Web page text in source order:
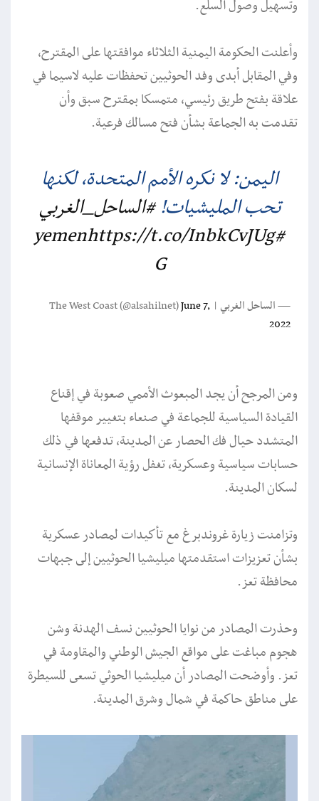
وتسهيل وصول السلع.
وأعلنت الحكومة اليمنية الثلاثاء موافقتها على المقترح،
وفي المقابل أبدى وفد الحوثيين تحفظات عليه لاسيما في
علاقة بفتح طريق رئيسي، متمسكا بمقترح سبق وأن
تقدمت به الجماعة بشأن فتح مسالك فرعية.
اليمن: لا نكره الأمم المتحدة، لكنها
تحب المليشيات!#الساحل_الغربي
#yemen
https://t.co/InbkCvJUg
G
— الساحل الغربي | The West Coast (@alsahilnet) June 7,
2022
ومن المرجح أن يجد المبعوث الأممي صعوبة في إقناع
القيادة السياسية للجماعة في صنعاء بتغيير موقفها
المتشدد حيال فك الحصار عن المدينة، تدفعها في ذلك
حسابات سياسية وعسكرية، تغفل رؤية المعاناة الإنسانية
لسكان المدينة.
وتزامنت زيارة غروندبرغ مع تأكيدات لمصادر عسكرية
بشأن تعزيزات استقدمتها ميليشيا الحوثيين إلى جبهات
محافظة تعز.
وحذرت المصادر من نوايا الحوثيين نسف الهدنة وشن
هجوم مباغت على مواقع الجيش الوطني والمقاومة في
تعز. وأوضحت المصادر أن ميليشيا الحوثي تسعى للسيطرة
على مناطق حاكمة في شمال وشرق المدينة.